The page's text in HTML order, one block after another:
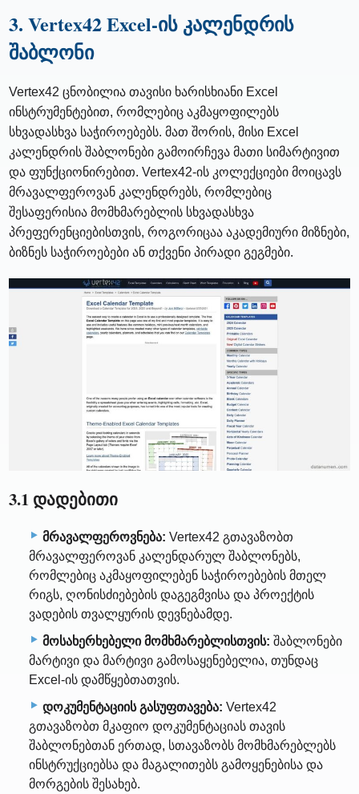
3. Vertex42 Excel-ის კალენდრის
შაბლონი
Vertex42 ცნობილია თავისი ხარისხიანი Excel
ინსტრუმენტებით, რომლებიც აკმაყოფილებს
სხვადასხვა საჭიროებებს. მათ შორის, მისი Excel
კალენდრის შაბლონები გამოირჩევა მათი სიმარტივით
და ფუნქციონირებით. Vertex42-ის კოლექციები მოიცავს
მრავალფეროვან კალენდრებს, რომლებიც
შესაფერისია მომხმარებლის სხვადასხვა
პრეფერენციებისთვის, როგორიცაა აკადემიური მიზნები,
ბიზნეს საჭიროებები ან თქვენი პირადი გეგმები.
3.1 დადებითი
მრავალფეროვნება: Vertex42 გთავაზობთ
მრავალფეროვან კალენდარულ შაბლონებს,
რომლებიც აკმაყოფილებენ საჭიროებების მთელ
რიგს, ღონისძიებების დაგეგმვისა და პროექტის
ვადების თვალყურის დევნებამდე.
მოსახერხებელი მომხმარებლისთვის: შაბლონები
მარტივი და მარტივი გამოსაყენებელია, თუნდაც
Excel-ის დამწყებთათვის.
დოკუმენტაციის გასუფთავება: Vertex42
გთავაზობთ მკაფიო დოკუმენტაციას თავის
შაბლონებთან ერთად, სთავაზობს მომხმარებლებს
ინსტრუქციებსა და მაგალითებს გამოყენებისა და
მორგების შესახებ.